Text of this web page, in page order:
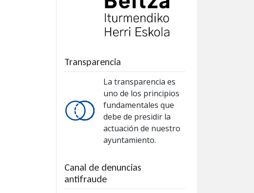
Transparencia
La transparencia es
uno de los principios
fundamentales que
debe de presidir la
actuación de nuestro
ayuntamiento.
Canal de denuncias
antifraude